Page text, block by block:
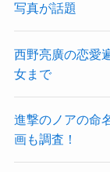
写真が話題
西野亮廣の恋愛
女まで
進撃のノアの命
画も調査！